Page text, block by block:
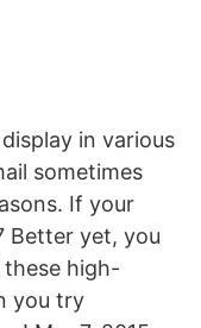
in various
sometimes
If your
Better yet, you
high-
you try